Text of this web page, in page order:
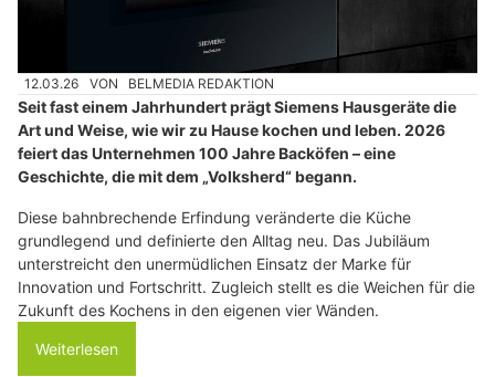
12.03.26 VON BELMEDIA REDAKTION
Seit fast einem Jahrhundert prägt Siemens Hausgeräte die
Art und Weise, wie wir zu Hause kochen und leben. 2026
feiert das Unternehmen 100 Jahre Backöfen – eine
Geschichte, die mit dem „Volksherd“ begann.
Diese bahnbrechende Erfindung veränderte die Küche
grundlegend und definierte den Alltag neu. Das Jubiläum
unterstreicht den unermüdlichen Einsatz der Marke für
Innovation und Fortschritt. Zugleich stellt es die Weichen für die
Zukunft des Kochens in den eigenen vier Wänden.
Weiterlesen